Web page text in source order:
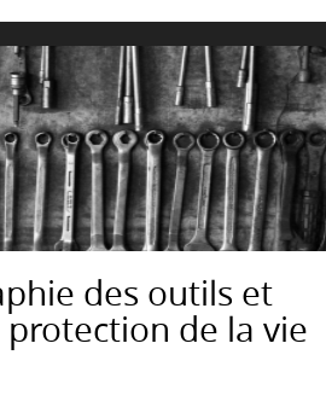
des outils et
de la vie